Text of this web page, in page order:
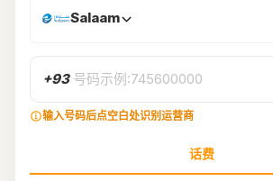
Salaam
+93 号码示例:745600000
输入号码后点空白处识别运营商
话费